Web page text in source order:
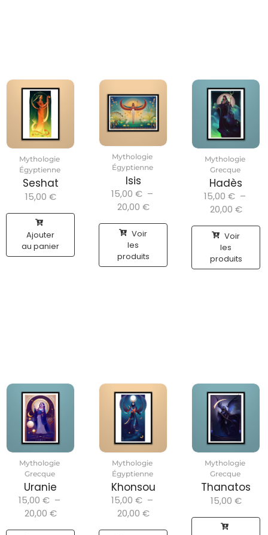
Mythologie
Égyptienne
Seshat
15,00 €
Ajouter
au panier
Mythologie
Égyptienne
Isis
15,00 € –
20,00 €
Voir
les
produits
Mythologie
Grecque
Hadès
15,00 € –
20,00 €
Voir
les
produits
Mythologie
Grecque
Uranie
15,00 € –
20,00 €
Mythologie
Égyptienne
Khonsou
15,00 € –
20,00 €
Mythologie
Grecque
Thanatos
15,00 €